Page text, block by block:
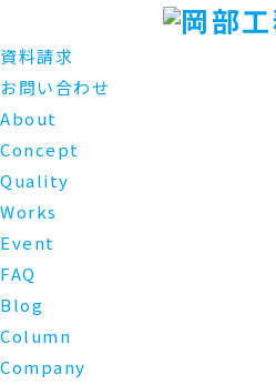
資料請求
お問い合わせ
About
Concept
Quality
Works
Event
FAQ
Blog
Column
Company